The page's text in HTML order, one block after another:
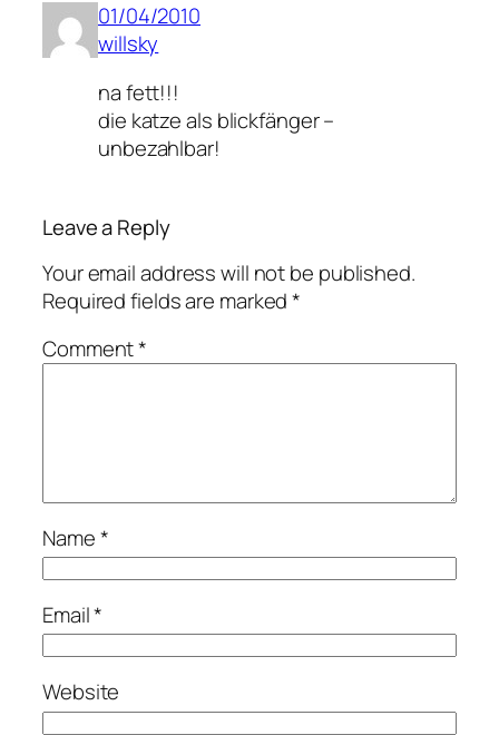
01/04/2010
willsky
na fett!!!
die katze als blickfänger –
unbezahlbar!
Leave a Reply
Your email address will not be published.
Required fields are marked*
Comment*
Name*
Email*
Website